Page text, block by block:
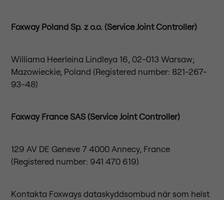
Foxway Poland Sp. z o.o. (Service Joint Controller)
Williama Heerleina Lindleya 16, 02-013 Warsaw;
Mazowieckie, Poland (Registered number: 821-267-
93-48)
Foxway France SAS (Service Joint Controller)
129 AV DE Geneve 7 4000 Annecy, France
(Registered number: 941 470 619)
Kontakta Foxways dataskyddsombud när som helst